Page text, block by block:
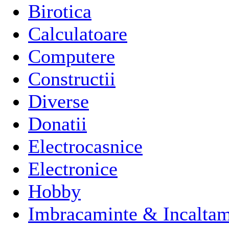
Birotica
Calculatoare
Computere
Constructii
Diverse
Donatii
Electrocasnice
Electronice
Hobby
Imbracaminte &